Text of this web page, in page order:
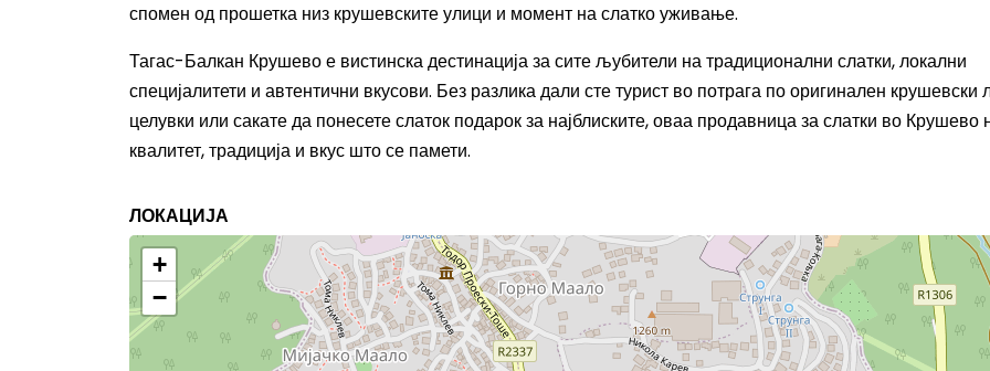
спомен од прошетка низ крушевските улици и момент на слатко уживање.
Тагас-Балкан Крушево е вистинска дестинација за сите љубители на традиционални слатки, локални
специјалитети и автентични вкусови. Без разлика дали сте турист во потрага по оригинален крушевски
целувки или сакате да понесете слаток подарок за најблиските, оваа продавница за слатки во Крушево
квалитет, традиција и вкус што се памети.
ЛОКАЦИЈА
+
−